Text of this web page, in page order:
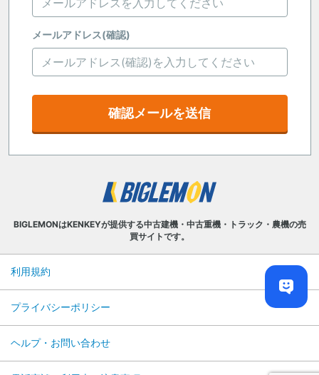
メールアドレス(確認)
確認メールを送信
BIGLEMONはKENKEYが提供する中古建機・中古重機・トラック・農機の売
買サイトです。
利用規約
プライバシーポリシー
ヘルプ・お問い合わせ